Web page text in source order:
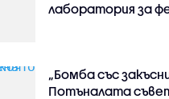
лаборатория за
„Бомба със
Потъналата